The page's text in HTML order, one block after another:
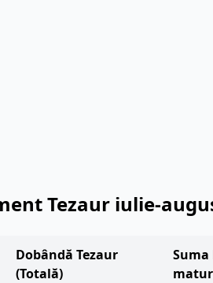
Tezaur iulie-
Dobândă Tezaur
(Totală)
Suma